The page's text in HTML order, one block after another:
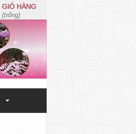
GIỎ HÀNG
(trống)